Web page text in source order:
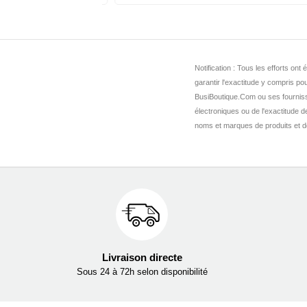
Notification : Tous les efforts ont
garantir l'exactitude y compris
BusiBoutique.Com ou ses
électroniques ou de l'exactitude
noms et marques de produits et
Livraison directe
Sous 24 à 72h selon disponibilité